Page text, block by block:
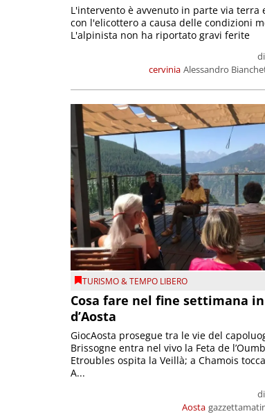
cervinia
di
Alessandro
L'intervento è avvenuto in parte via terra
con l'elicottero a causa delle condizioni
L'alpinista non ha riportato gravi ferite
TURISMO & TEMPO LIBERO
Cosa fare nel fine settimana
d’Aosta
Aosta
di
GiocAosta prosegue tra le vie del
Brissogne entra nel vivo la Feta de
Etroubles ospita la Veillà; a Chamois
A...